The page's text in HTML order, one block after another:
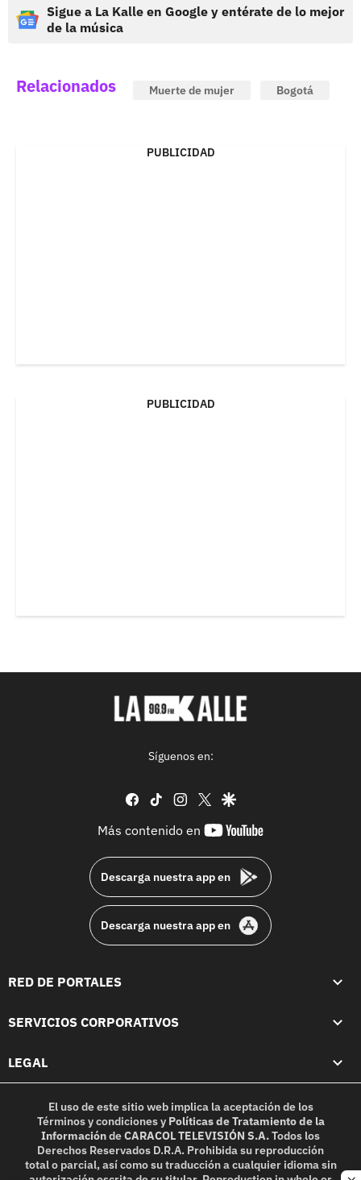
Sigue a La Kalle en Google y entérate de lo mejor
de la música
Relacionados Muerte de mujer Bogotá
PUBLICIDAD
PUBLICIDAD
Síguenos en:
facebook
tiktok instagram
twittergoogle
Más contenido en
youtube-
Descarga nuestra app en
Descarga nuestra app en
RED DE PORTALES
SERVICIOS CORPORATIVOS
LEGAL
El uso de este sitio web implica la aceptación de los
Términos y condicionesy Políticas de Tratamiento de la
InformacióndeCARACOL TELEVISIÓN S.A.Todos los
Derechos Reservados D.R.A. Prohibida su reproducción
total o parcial, así como su traducción a cualquier idioma sin